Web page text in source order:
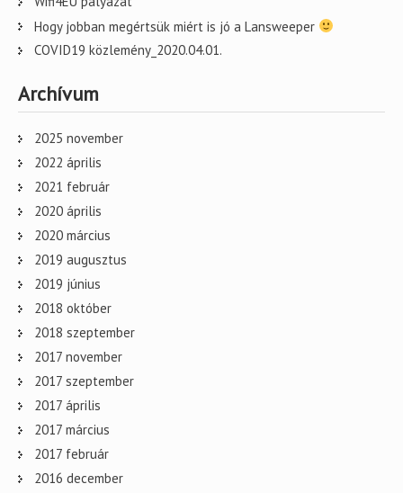
Hogy jobban megértsük miért is jó a Lansweeper
COVID19 közlemény_2020.04.01.
Archívum
2025 november
2022 április
2021 február
2020 április
2020 március
2019 augusztus
2019 június
2018 október
2018 szeptember
2017 november
2017 szeptember
2017 április
2017 március
2017 február
2016 december